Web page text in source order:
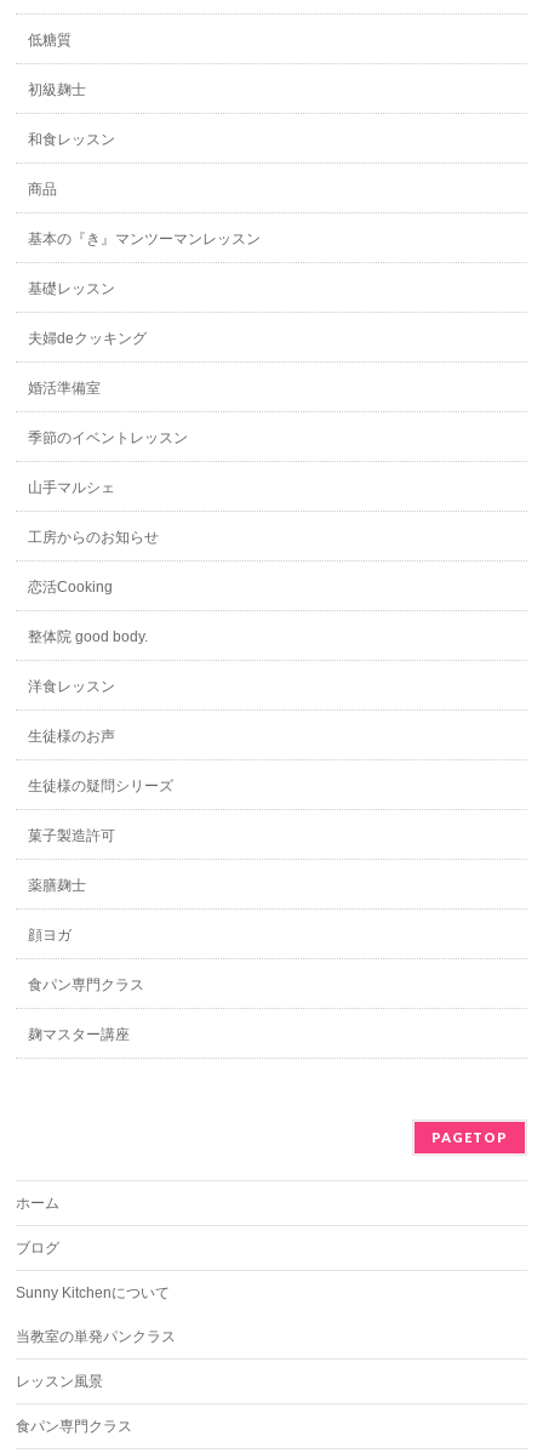
低糖質
初級麹士
和食レッスン
商品
基本の『き』マンツーマンレッスン
基礎レッスン
夫婦deクッキング
婚活準備室
季節のイベントレッスン
山手マルシェ
工房からのお知らせ
恋活Cooking
整体院 good body.
洋食レッスン
生徒様のお声
生徒様の疑問シリーズ
菓子製造許可
薬膳麹士
顔ヨガ
食パン専門クラス
麹マスター講座
PAGETOP
ホーム
ブログ
Sunny Kitchenについて
当教室の単発パンクラス
レッスン風景
食パン専門クラス